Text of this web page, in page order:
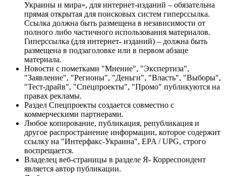
Украины и мира», для интернет-изданий – обязательна
прямая открытая для поисковых систем гиперссылка.
Ссылка должна быть размещена в независимости от
полного либо частичного использования материалов.
Гиперссылка (для интернет- изданий) – должна быть
размещена в подзаголовке или в первом абзаце
материала.
Новости с пометками "Мнение", "Экспертиза",
"Заявление", "Регионы", "Деньги", "Власть", "Выборы",
"Тест-драйв", "Спецпроекты", "Промо" публикуются на
правах рекламы.
Раздел Спецпроекты создается совместно с
коммерческими партнерами.
Любое копирование, публикация, републикация и
другое распространение информации, которое содержит
ссылку на "Интерфакс-Украина", EPA / UPG, строго
воспрещается.
Владелец веб-страницы в разделе Я- Корреспондент
является автор публикации.